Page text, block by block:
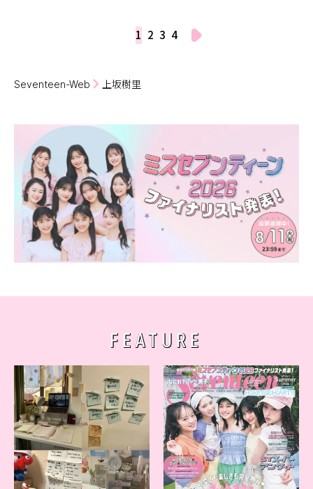
1 2 3 4
Seventeen-Web 上坂樹里
FEATURE